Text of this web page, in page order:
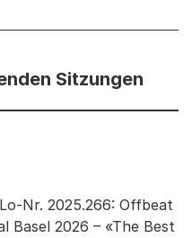
Sitzungen
Informationen
Nr. 2025.266: Offbeat
Basel 2026 – «The Best